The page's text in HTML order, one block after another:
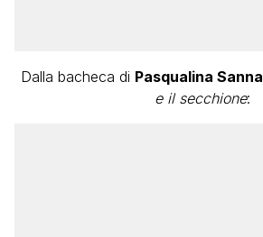
Dalla bacheca di Pasqualina Sanna
e il secchione: